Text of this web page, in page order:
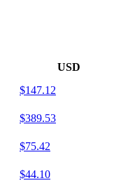
USD
$147.12
$389.53
$75.42
$44.10